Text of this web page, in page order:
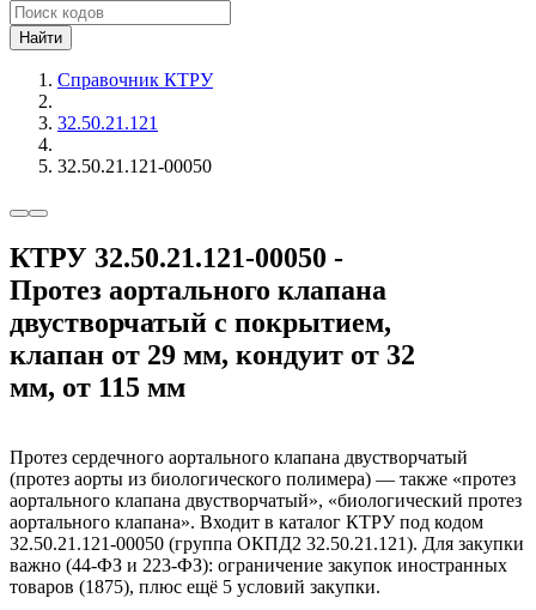
Найти
Справочник КТРУ
32.50.21.121
32.50.21.121-00050
КТРУ 32.50.21.121-00050 -
Протез аортального клапана
двустворчатый с покрытием,
клапан от 29 мм, кондуит от 32
мм, от 115 мм
Протез сердечного аортального клапана двустворчатый
(протез аорты из биологического полимера) — также «протез
аортального клапана двустворчатый», «биологический протез
аортального клапана». Входит в каталог КТРУ под кодом
32.50.21.121-00050 (группа ОКПД2 32.50.21.121). Для закупки
важно (44-ФЗ и 223-ФЗ): ограничение закупок иностранных
товаров (1875), плюс ещё 5 условий закупки.